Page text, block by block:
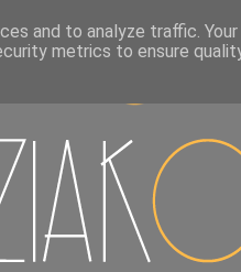
and to analyze traffic.
metrics to ensure